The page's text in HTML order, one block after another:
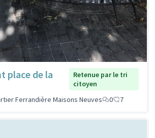
place de la
Retenue par le tri
citoyen
Ferrandière Maisons Neuves
0 7